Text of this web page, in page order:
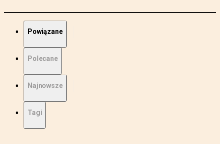
Powiązane
Polecane
Najnowsze
Tagi